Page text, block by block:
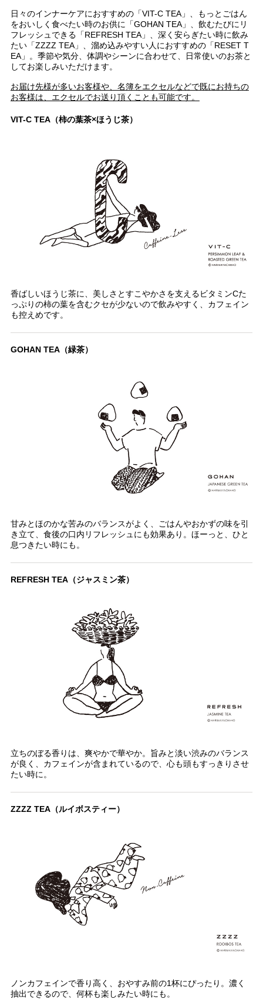
日々のインナーケアにおすすめの「VIT-C TEA」、もっとごはん
をおいしく食べたい時のお供に「GOHAN TEA」、飲むたびにリ
フレッシュできる「REFRESH TEA」、深く安らぎたい時に飲み
たい「ZZZZ TEA」、溜め込みやすい人におすすめの「RESET T
EA」。季節や気分、体調やシーンに合わせて、日常使いのお茶と
してお楽しみいただけます。
お届け先様が多いお客様や、名簿をエクセルなどで既にお持ちの
お客様は、エクセルでお送り頂くことも可能です。
VIT-C TEA（柿の葉茶×ほうじ茶）
香ばしいほうじ茶に、美しさとすこやかさを支えるビタミンCた
っぷりの柿の葉を含むクセが少ないので飲みやすく、カフェイン
も控えめです。
GOHAN TEA（緑茶）
甘みとほのかな苦みのバランスがよく、ごはんやおかずの味を引
き立て、食後の口内リフレッシュにも効果あり。ほーっと、ひと
息つきたい時にも。
REFRESH TEA（ジャスミン茶）
立ちのぼる香りは、爽やかで華やか。旨みと淡い渋みのバランス
が良く、カフェインが含まれているので、心も頭もすっきりさせ
たい時に。
ZZZZ TEA（ルイボスティー）
ノンカフェインで香り高く、おやすみ前の1杯にぴったり。濃く
抽出できるので、何杯も楽しみたい時にも。